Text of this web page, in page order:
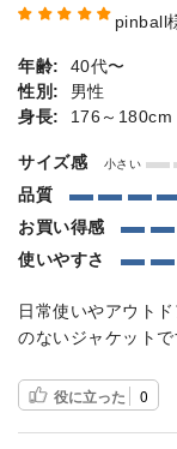
pinball
年齢:
40代〜
性別:
男性
身長:
176～180cm
サイズ感 小さい
品質
お買い得感
使いやすさ
日常使いやアウト
のないジャケットで
役に立った 0